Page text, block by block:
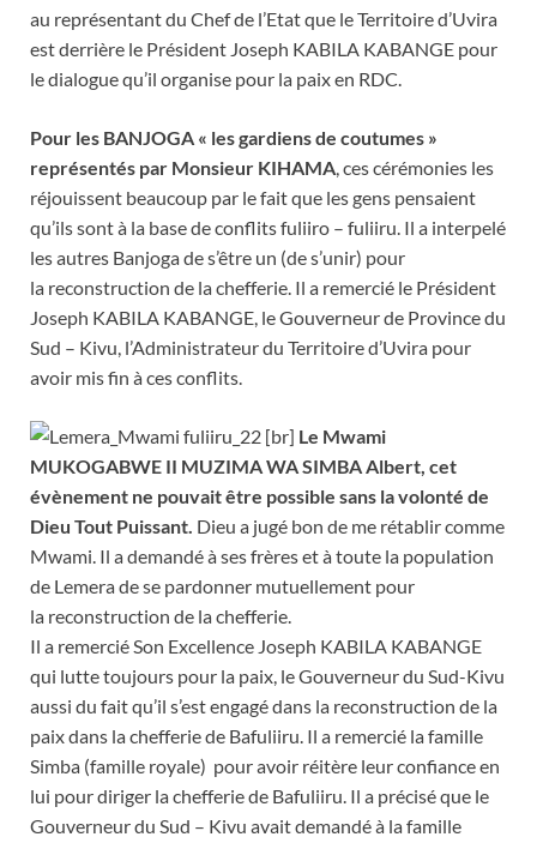
au représentant du Chef de l’Etat que le Territoire d’Uvira
est derrière le Président Joseph KABILA KABANGE pour
le dialogue qu’il organise pour la paix en RDC.
Pour les BANJOGA « les gardiens de coutumes »
représentés par Monsieur KIHAMA, ces cérémonies les
réjouissent beaucoup par le fait que les gens pensaient
qu’ils sont à la base de conflits fuliiro – fuliiru. Il a interpelé
les autres Banjoga de s’être un (de s’unir) pour
la reconstruction de la chefferie. Il a remercié le Président
Joseph KABILA KABANGE, le Gouverneur de Province du
Sud – Kivu, l’Administrateur du Territoire d’Uvira pour
avoir mis fin à ces conflits.
[br] Le Mwami
MUKOGABWE II MUZIMA WA SIMBA Albert, cet
évènement ne pouvait être possible sans la volonté de
Dieu Tout Puissant. Dieu a jugé bon de me rétablir comme
Mwami. Il a demandé à ses frères et à toute la population
de Lemera de se pardonner mutuellement pour
la reconstruction de la chefferie.
Il a remercié Son Excellence Joseph KABILA KABANGE
qui lutte toujours pour la paix, le Gouverneur du Sud-Kivu
aussi du fait qu’il s’est engagé dans la reconstruction de la
paix dans la chefferie de Bafuliiru. Il a remercié la famille
Simba (famille royale) pour avoir réitère leur confiance en
lui pour diriger la chefferie de Bafuliiru. Il a précisé que le
Gouverneur du Sud – Kivu avait demandé à la famille